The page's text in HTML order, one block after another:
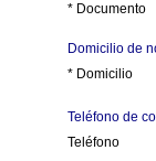
* Documento
Domicilio de
* Domicilio
Teléfono de
Teléfono